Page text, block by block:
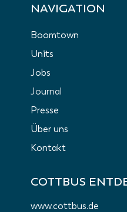
NAVIGATION
Boomtown
Units
Jobs
Journal
Presse
Über uns
Kontakt
COTTBUS
www.cottbus.de